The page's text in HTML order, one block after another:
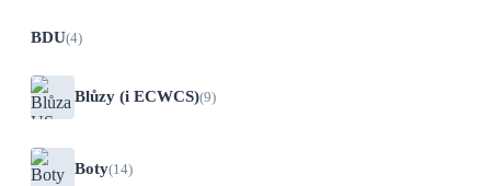
BDU(4)
Blůzy (i ECWCS)(9)
Boty(14)